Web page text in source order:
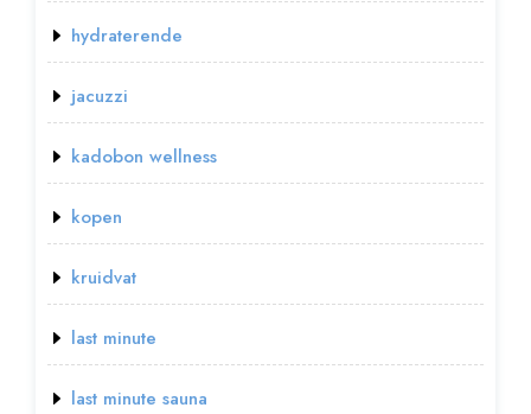
hydraterende
jacuzzi
kadobon wellness
kopen
kruidvat
last minute
last minute sauna